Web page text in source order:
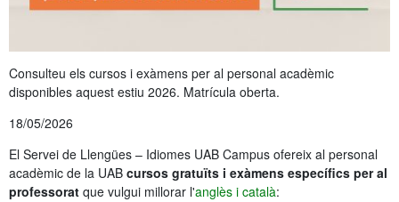
Consulteu els cursos i exàmens per al personal acadèmic
disponibles aquest estiu 2026. Matrícula oberta.
18/05/2026
El Servei de Llengües – Idiomes UAB Campus ofereix al personal
acadèmic de la UAB cursos gratuïts i exàmens específics per al
professorat que vulgui millorar l'anglès i català: